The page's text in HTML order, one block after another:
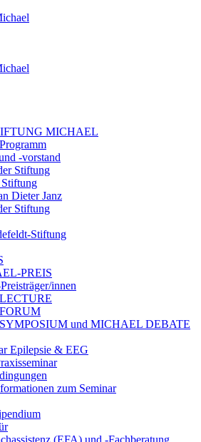
MICHAEL
-vorstand
Stiftung
Dieter Janz
Stiftung
Stiftung
PREIS
innen
und MICHAEL DEBATE
Epilepsie & EEG
zum Seminar
(EFA) und -Fachberatung